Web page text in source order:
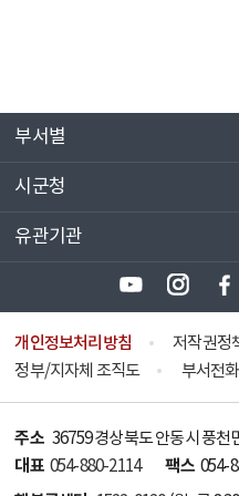
부서별
시군청
유관기관
개인정보처리방침 저작권정
정부/지자체 조직도
부서전
주소 36759 경상북도 안동시 풍천
대표 054-880-2114 팩스 054-